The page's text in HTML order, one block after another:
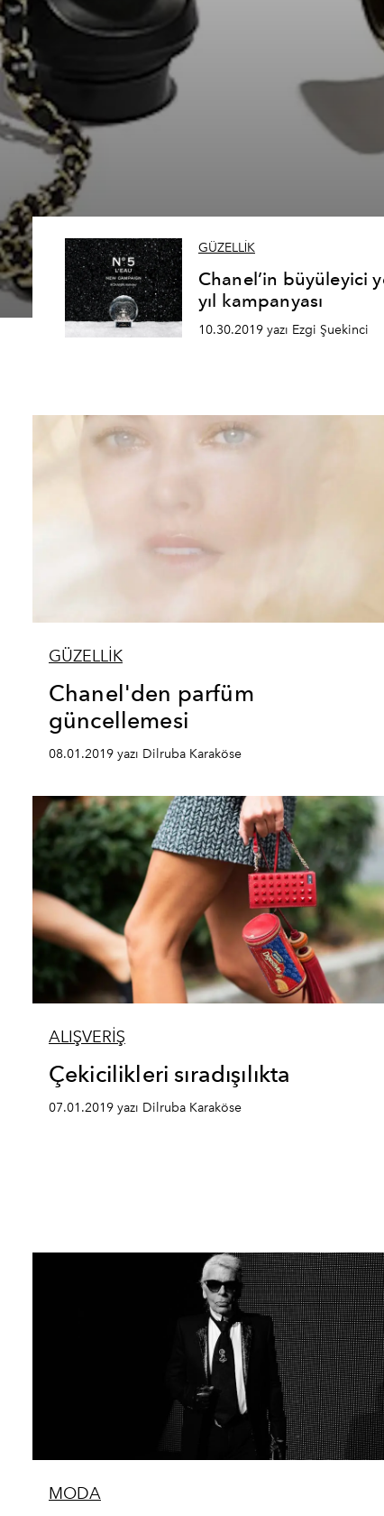
GÜZELLİK
Chanel’in büyüleyici
yıl kampanyası
10.30.2019 yazı Ezgi Şuekinci
GÜZELLİK
Chanel'den parfüm
güncellemesi
08.01.2019 yazı Dilruba Karaköse
ALIŞVERİŞ
Çekicilikleri sıradışılıkta
07.01.2019 yazı Dilruba Karaköse
MODA